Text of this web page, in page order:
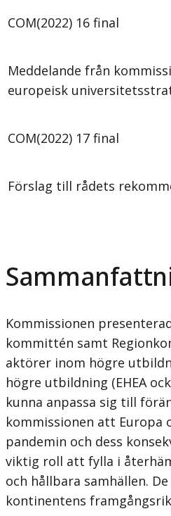
COM(2022) 16 final
Meddelande från
europeisk
COM(2022) 17 final
Förslag till rådets
Kommissionen
kommittén samt
aktörer inom högre
högre utbildning (EHEA
kunna anpassa sig till
kommissionen att Europa
pandemin och dess
viktig roll att fylla i
och hållbara samhällen.
kontinentens